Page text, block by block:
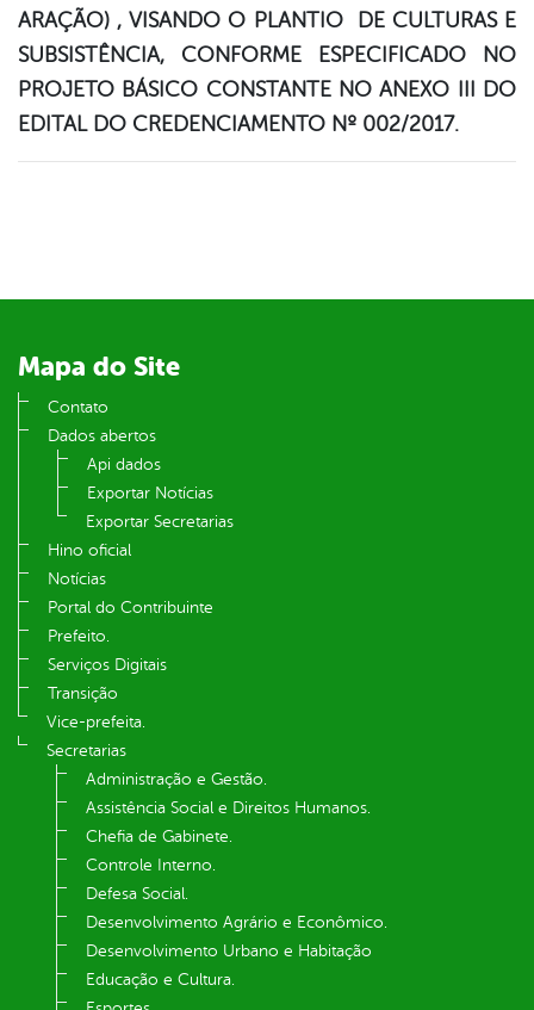
ARAÇÃO) , VISANDO O PLANTIO DE CULTURAS E
SUBSISTÊNCIA, CONFORME ESPECIFICADO NO
PROJETO BÁSICO CONSTANTE NO ANEXO III DO
EDITAL DO CREDENCIAMENTO Nº 002/2017.
Mapa do Site
Contato
Dados abertos
Api dados
Exportar Notícias
Exportar Secretarias
Hino oficial
Notícias
Portal do Contribuinte
Prefeito.
Serviços Digitais
Transição
Vice-prefeita.
Secretarias
Administração e Gestão.
Assistência Social e Direitos Humanos.
Chefia de Gabinete.
Controle Interno.
Defesa Social.
Desenvolvimento Agrário e Econômico.
Desenvolvimento Urbano e Habitação
Educação e Cultura.